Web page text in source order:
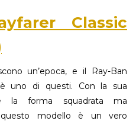
Classic
un’epoca, e il Ray-Ban
uno di questi. Con la sua
la forma squadrata ma
questo modello è un vero